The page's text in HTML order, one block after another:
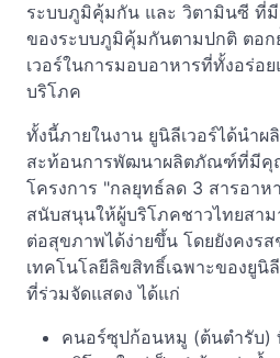
ระบบภูมิคุ้มกัน และ วิตามินซี ที่
ของระบบภูมิคุ้มกันตามปกติ ตอก
เวอร์ในการมอบอาหารที่ทั้งอร่อ
บริโภค
ทั้งนี้ภายในงาน ยูนิลีเวอร์ได้นำ
สะท้อนการพัฒนาผลิตภัณฑ์ที่มีคุ
โครงการ "กลยุทธ์ลด 3 สารอาห
สนับสนุนให้ผู้บริโภคชาวไทยสาม
ต่อสุขภาพได้ง่ายขึ้น โดยยังคงร
เทคโนโลยีลิขสิทธิ์เฉพาะของยูนิ
ที่ร่วมจัดแสดง ได้แก่
คนอร์ซุปก้อนหมู (ต้นตำรับ)